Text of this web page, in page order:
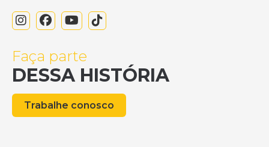
Faça parte
DESSA HISTÓRIA
Trabalhe conosco